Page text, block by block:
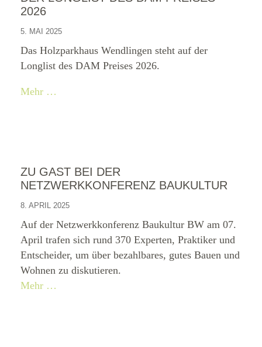
2026
5. MAI 2025
Das Holzparkhaus Wendlingen steht auf der
Longlist des DAM Preises 2026.
Mehr …
ZU GAST BEI DER
NETZWERKKONFERENZ BAUKULTUR
8. APRIL 2025
Auf der Netzwerkkonferenz Baukultur BW am 07.
April trafen sich rund 370 Experten, Praktiker und
Entscheider, um über bezahlbares, gutes Bauen und
Wohnen zu diskutieren.
Mehr …